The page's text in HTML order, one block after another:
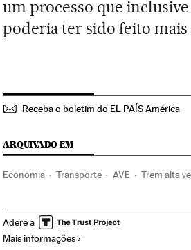
um processo que
poderia ter sido feito
Receba o boletim do EL PAÍS América
ARQUIVADO EM
Economia Transporte AVE Trem alta
Adere a
Mais informações